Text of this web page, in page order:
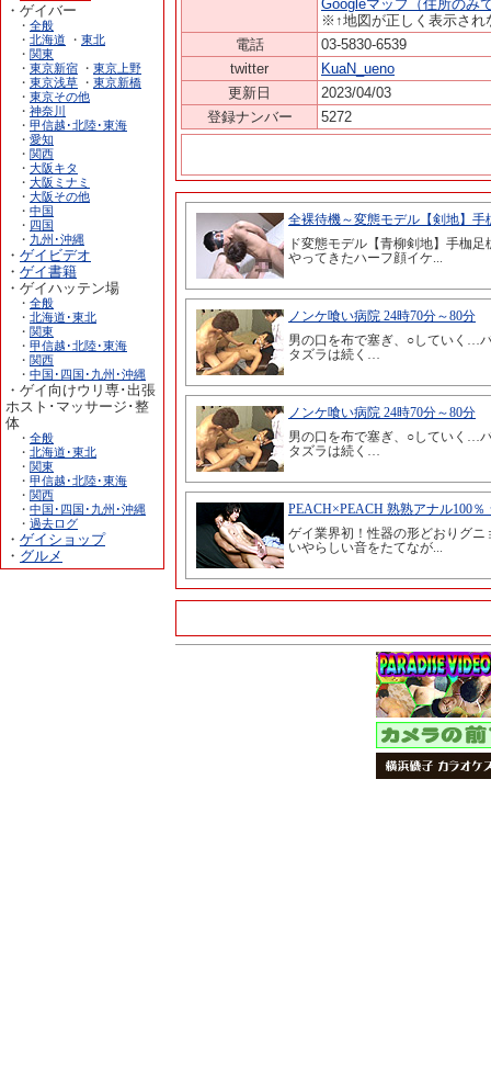
・ゲイバー
・ 全般
・ 北海道 ・ 東北
・ 関東
・ 東京新宿 ・ 東京上野
・ 東京浅草 ・ 東京新橋
・ 東京その他
・ 神奈川
・ 甲信越･北陸･東海
・ 愛知
・ 関西
・ 大阪キタ
・ 大阪ミナミ
・ 大阪その他
・ 中国
・ 四国
・ 九州･沖縄
・ ゲイビデオ
・ ゲイ書籍
・ゲイハッテン場
・ 全般
・ 北海道･東北
・ 関東
・ 甲信越･北陸･東海
・ 関西
・ 中国･四国･九州･沖縄
・ゲイ向けウリ専･出張
ホスト･マッサージ･整
体
・ 全般
・ 北海道･東北
・ 関東
・ 甲信越･北陸･東海
・ 関西
・ 中国･四国･九州･沖縄
・ 過去ログ
・ ゲイショップ
・ グルメ
Googleマップ（住所のみ
※↑地図が正しく表示され
電話
03-5830-6539
twitter
KuaN_ueno
更新日
2023/04/03
登録ナンバー
5272